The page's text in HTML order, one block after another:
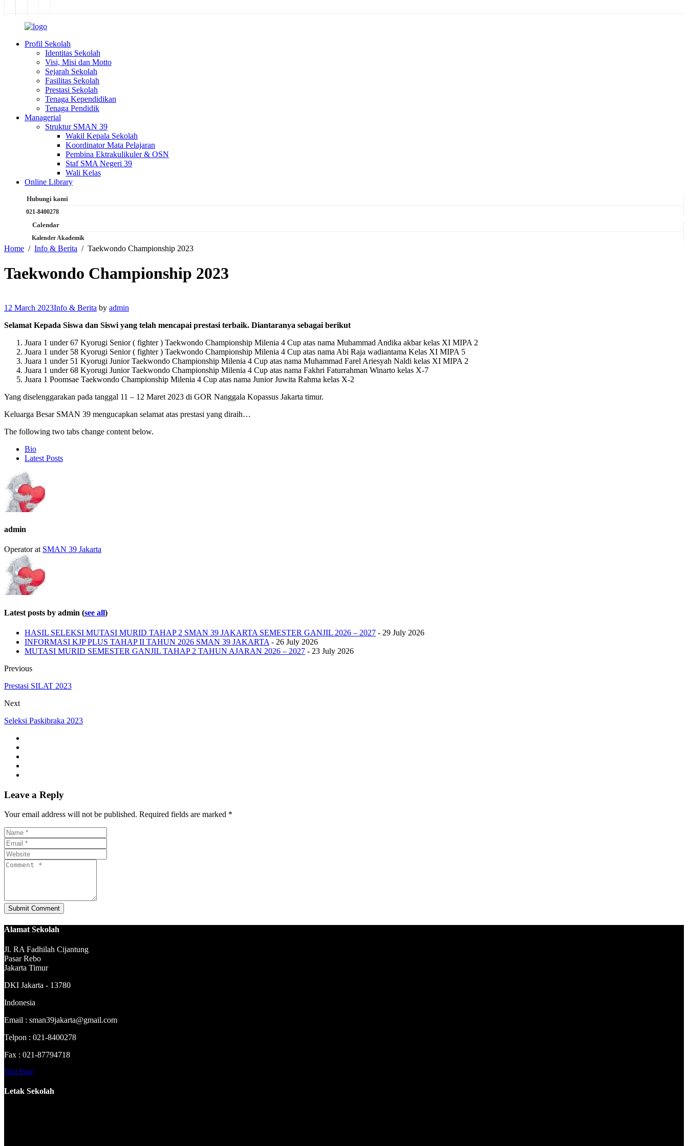
Profil Sekolah
Identitas Sekolah
Visi, Misi dan Motto
Sejarah Sekolah
Fasilitas Sekolah
Prestasi Sekolah
Tenaga Kependidikan
Tenaga Pendidik
Managerial
Struktur SMAN 39
Wakil Kepala Sekolah
Koordinator Mata Pelajaran
Pembina Ektrakulikuler & OSN
Staf SMA Negeri 39
Wali Kelas
Online Library
Hubungi kami
021-8400278
Calendar
Kalender Akademik
Home Info & Berita Taekwondo Championship 2023
Taekwondo Championship 2023
12 March 2023Info & Berita by admin
Selamat Kepada Siswa dan Siswi yang telah mencapai prestasi terbaik. Diantaranya sebagai berikut
Juara 1 under 67 Kyorugi Senior ( fighter ) Taekwondo Championship Milenia 4 Cup atas nama Muhammad Andika akbar kelas XI MIPA 2
Juara 1 under 58 Kyorugi Senior ( fighter ) Taekwondo Championship Milenia 4 Cup atas nama Abi Raja wadiantama Kelas XI MIPA 5
Juara 1 under 51 Kyorugi Junior Taekwondo Championship Milenia 4 Cup atas nama Muhammad Farel Ariesyah Naldi kelas XI MIPA 2
Juara 1 under 68 Kyorugi Junior Taekwondo Championship Milenia 4 Cup atas nama Fakhri Faturrahman Winarto kelas X-7
Juara 1 Poomsae Taekwondo Championship Milenia 4 Cup atas nama Junior Juwita Rahma kelas X-2
Yang diselenggarakan pada tanggal 11 – 12 Maret 2023 di GOR Nanggala Kopassus Jakarta timur.
Keluarga Besar SMAN 39 mengucapkan selamat atas prestasi yang diraih…
The following two tabs change content below.
Bio
Latest Posts
admin
Operatorat SMAN 39 Jakarta
Latest posts by admin (see all)
HASIL SELEKSI MUTASI MURID TAHAP 2 SMAN 39 JAKARTA SEMESTER GANJIL 2026 – 2027 - 29 July 2026
INFORMASI KJP PLUS TAHAP II TAHUN 2026 SMAN 39 JAKARTA - 26 July 2026
MUTASI MURID SEMESTER GANJIL TAHAP 2 TAHUN AJARAN 2026 – 2027 - 23 July 2026
Previous
Prestasi SILAT 2023
Next
Seleksi Paskibraka 2023
Leave a Reply
Your email address will not be published. Required fields are marked *
Alamat Sekolah
Jl. RA Fadhilah Cijantung
Pasar Rebo
Jakarta Timur
DKI Jakarta - 13780
Indonesia
Email : sman39jakarta@gmail.com
Telpon : 021-8400278
Fax : 021-87794718
Visit Page
Letak Sekolah